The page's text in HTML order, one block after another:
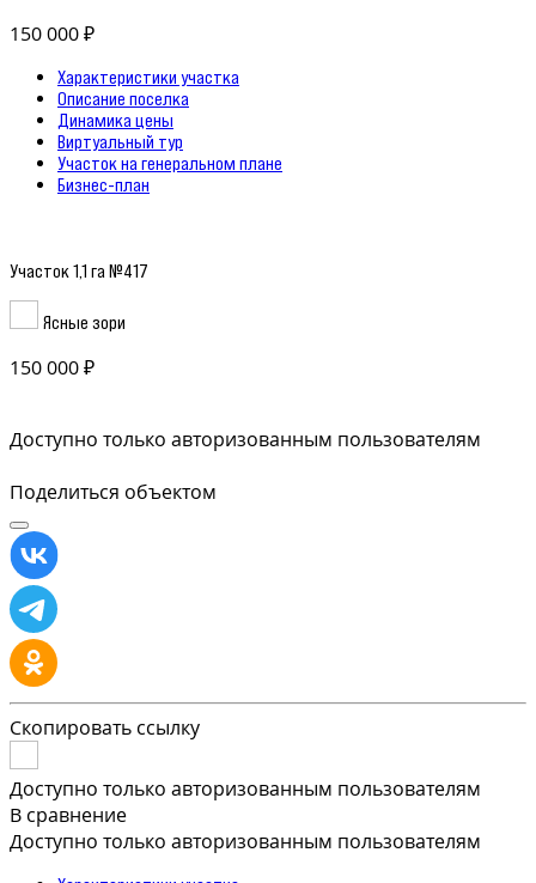
150 000 ₽
Характеристики участка
Описание поселка
Динамика цены
Виртуальный тур
Участок на генеральном плане
Бизнес-план
Участок 1,1 га №417
Ясные зори
150 000 ₽
Доступно только авторизованным пользователям
Поделиться объектом
Скопировать ссылку
Доступно только авторизованным пользователям
В сравнение
Доступно только авторизованным пользователям